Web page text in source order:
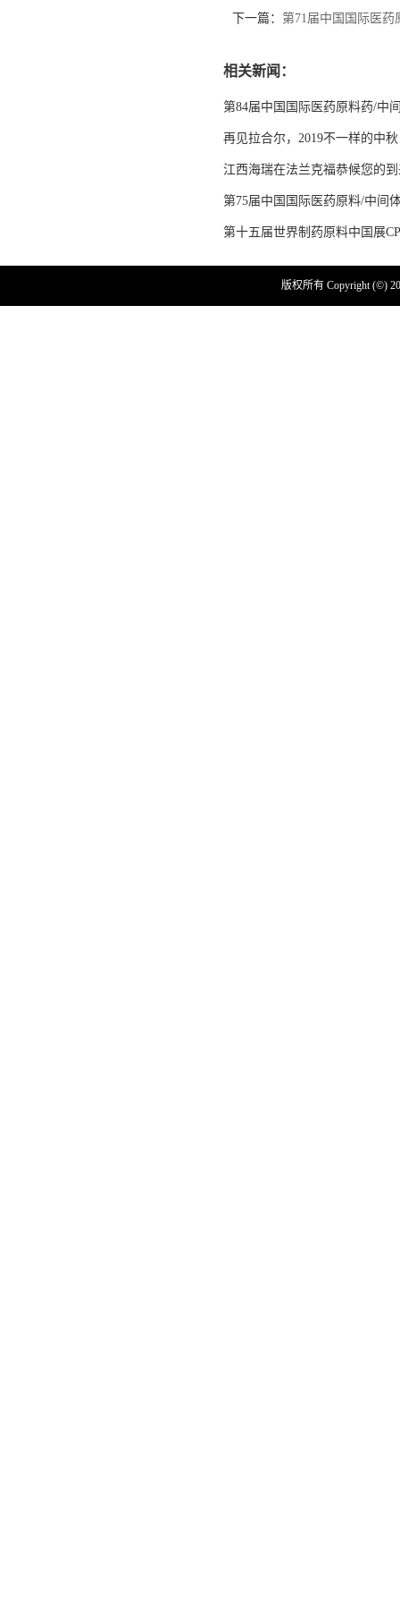
下一篇： 第71届中国国际医
相关新闻：
第84届中国国际医药原料药/中
再见拉合尔，2019不一样的中
江西海瑞在法兰克福恭候您的
第75届中国国际医药原料/中间
第十五届世界制药原料中国展
版权所有 Copyright (©)